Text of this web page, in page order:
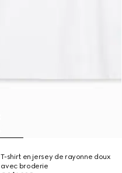
T-shirt en jersey de rayonne doux
avec broderie